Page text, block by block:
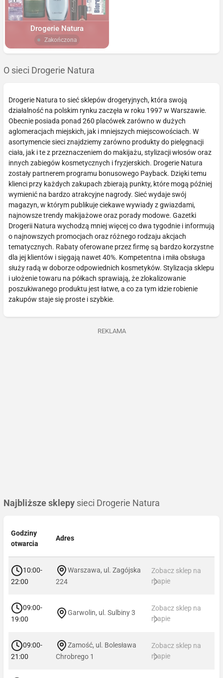
Drogerie Natura
Zakończona
O sieci Drogerie Natura
Drogerie Natura to sieć sklepów drogeryjnych, która swoją
działalność na polskim rynku zaczęła w roku 1997 w Warszawie.
Obecnie posiada ponad 260 placówek zarówno w dużych
aglomeracjach miejskich, jak i mniejszych miejscowościach. W
asortymencie sieci znajdziemy zarówno produkty do pielęgnacji
ciała, jak i te z przeznaczeniem do makijażu, stylizacji włosów oraz
innych zabiegów kosmetycznych i fryzjerskich. Drogerie Natura
zostały partnerem programu bonusowego Payback. Dzięki temu
klienci przy każdych zakupach zbierają punkty, które mogą później
wymienić na bardzo atrakcyjne nagrody. Sieć wydaje swój
magazyn, w którym publikuje ciekawe wywiady z gwiazdami,
najnowsze trendy makijażowe oraz porady modowe. Gazetki
Drogerii Natura wychodzą mniej więcej co dwa tygodnie i informują
o najnowszych promocjach oraz różnego rodzaju akcjach
tematycznych. Rabaty oferowane przez firmę są bardzo korzystne
dla jej klientów i sięgają nawet 40%. Kompetentna i miła obsługa
służy radą w doborze odpowiednich kosmetyków. Stylizacja sklepu
i ułożenie towaru na półkach sprawiają, że zlokalizowanie
poszukiwanego produktu jest łatwe, a co za tym idzie robienie
zakupów staje się proste i szybkie.
REKLAMA
Najbliższe sklepy sieci Drogerie Natura
Godziny
otwarcia
Adres
10:00-
22:00
Warszawa, ul. Zagójska
224
Zobacz sklep na
mapie
09:00-
19:00
Garwolin, ul. Sulbiny 3
Zobacz sklep na
mapie
09:00-
21:00
Zamość, ul. Bolesława
Chrobrego 1
Zobacz sklep na
mapie